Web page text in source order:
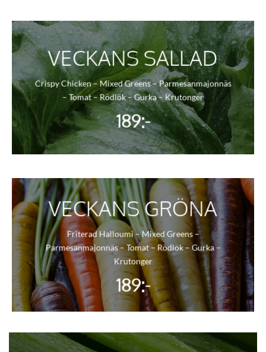
VECKANS SALLAD
Crispy Chicken – Mixed Greens – Parmesanmajonnäs
– Tomat – Rödlök – Gurka – Krutonger
189:-
VECKANS GRÖNA
Friterad Halloumi – Mixed Greens –
Parmesanmajonnäs – Tomat – Rödlök – Gurka –
Krutonger
189:-